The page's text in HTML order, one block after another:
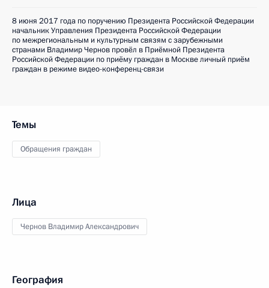
8 июня 2017 года по поручению Президента Российской Федерации
начальник Управления Президента Российской Федерации
по межрегиональным и культурным связям с зарубежными
странами Владимир Чернов провёл в Приёмной Президента
Российской Федерации по приёму граждан в Москве личный приём
граждан в режиме видео-конференц-связи
Темы
Обращения граждан
Лица
Чернов Владимир Александрович
География